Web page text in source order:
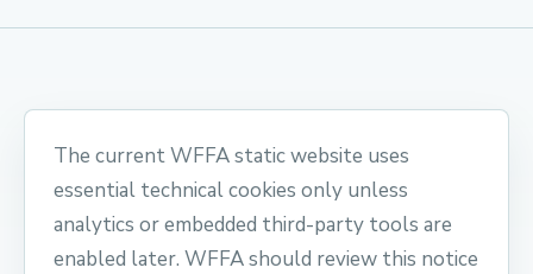
The current WFFA static website uses
essential technical cookies only unless
analytics or embedded third-party tools are
enabled later. WFFA should review this notice